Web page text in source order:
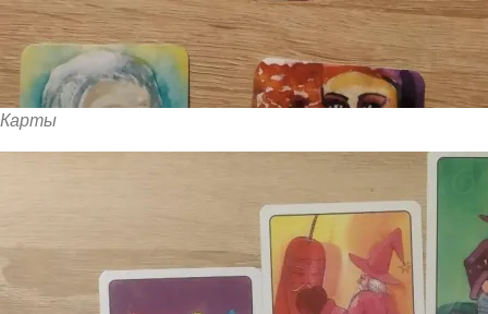
Карты